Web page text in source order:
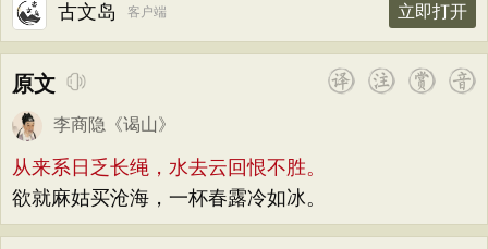
古文岛 客户端 立即打开
原文
李商隐 《谒山》
从来系日乏长绳，水去云回恨不胜。
欲就麻姑买沧海，一杯春露冷如冰。